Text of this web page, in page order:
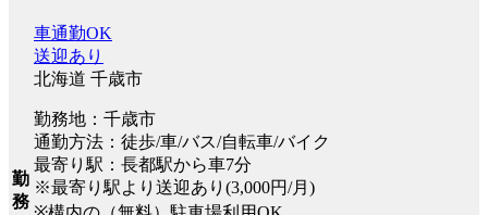
勤
務
車通勤OK
送迎あり
北海道 千歳市
勤務地：千歳市
通勤方法：徒歩/車/バス/自転車/バイク
最寄り駅：長都駅から車7分
※最寄り駅より送迎あり(3,000円/月)